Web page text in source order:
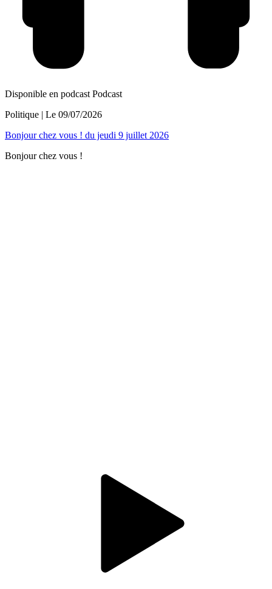
Disponible en podcast Podcast
Politique | Le 09/07/2026
Bonjour chez vous ! du jeudi 9 juillet 2026
Bonjour chez vous !